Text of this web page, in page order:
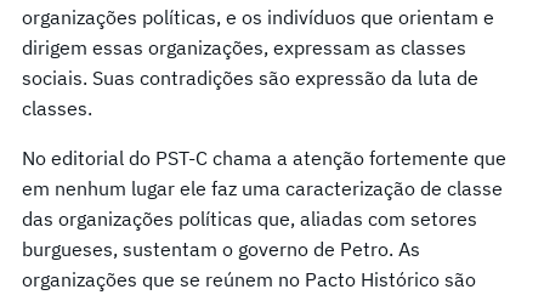
organizações políticas, e os indivíduos que orientam e
dirigem essas organizações, expressam as classes
sociais. Suas contradições são expressão da luta de
classes.
No editorial do PST-C chama a atenção fortemente que
em nenhum lugar ele faz uma caracterização de classe
das organizações políticas que, aliadas com setores
burgueses, sustentam o governo de Petro. As
organizações que se reúnem no Pacto Histórico são